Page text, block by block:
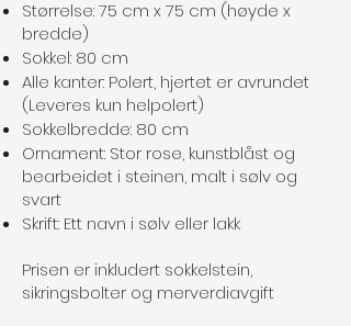
Størrelse: 75 cm x 75 cm (høyde x
bredde)
Sokkel: 80 cm
Alle kanter: Polert, hjertet er avrundet
(Leveres kun helpolert)
Sokkelbredde: 80 cm
Ornament: Stor rose, kunstblåst og
bearbeidet i steinen, malt i sølv og
svart
Skrift: Ett navn i sølv eller lakk
Prisen er inkludert sokkelstein,
sikringsbolter og merverdiavgift